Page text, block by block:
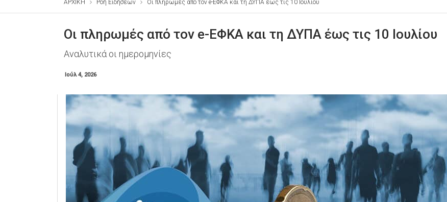
ΑΡΧΙΚΗ Ροή Ειδήσεων Οι πληρωμές από τον e-ΕΦΚΑ και τη ΔΥΠΑ έως τις 10 Ιουλίου
Οι πληρωμές από τον e-ΕΦΚΑ και τη ΔΥΠΑ έως τις 10 Ιουλίου
Αναλυτικά οι ημερομηνίες
Ιούλ 4, 2026